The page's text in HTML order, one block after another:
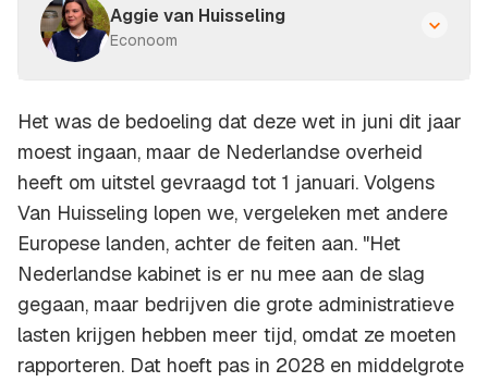
Aggie van Huisseling
Econoom
Het was de bedoeling dat deze wet in juni dit jaar
moest ingaan, maar de Nederlandse overheid
heeft om uitstel gevraagd tot 1 januari. Volgens
Van Huisseling lopen we, vergeleken met andere
Europese landen, achter de feiten aan. "Het
Nederlandse kabinet is er nu mee aan de slag
gegaan, maar bedrijven die grote administratieve
lasten krijgen hebben meer tijd, omdat ze moeten
rapporteren. Dat hoeft pas in 2028 en middelgrote